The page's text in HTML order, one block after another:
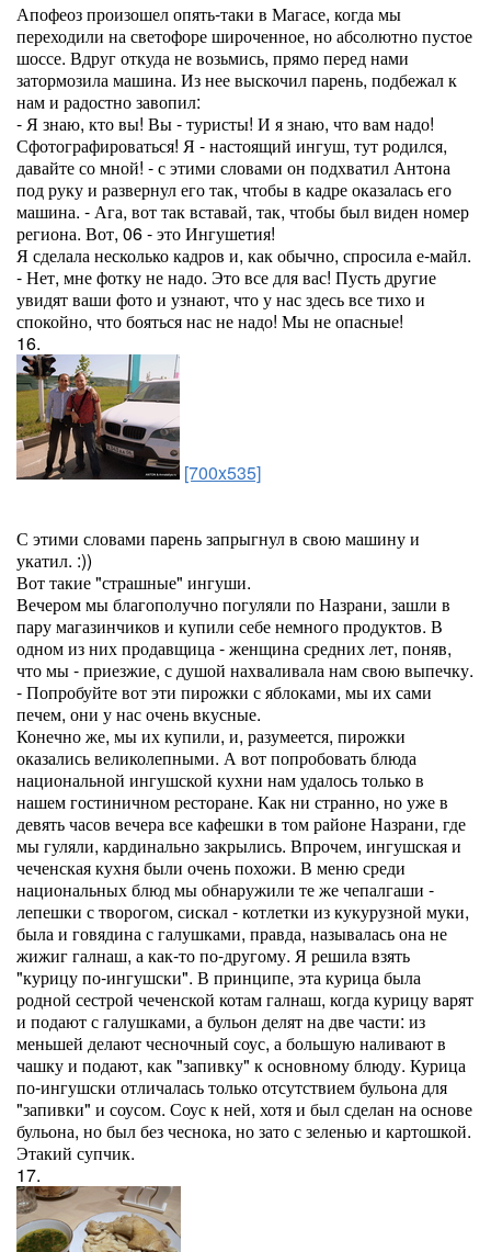
Апофеоз произошел опять-таки в Магасе, когда мы
переходили на светофоре широченное, но абсолютно пустое
шоссе. Вдруг откуда не возьмись, прямо перед нами
затормозила машина. Из нее выскочил парень, подбежал к
нам и радостно завопил:
- Я знаю, кто вы! Вы - туристы! И я знаю, что вам надо!
Сфотографироваться! Я - настоящий ингуш, тут родился,
давайте со мной! - с этими словами он подхватил Антона
под руку и развернул его так, чтобы в кадре оказалась его
машина. - Ага, вот так вставай, так, чтобы был виден номер
региона. Вот, 06 - это Ингушетия!
Я сделала несколько кадров и, как обычно, спросила е-майл.
- Нет, мне фотку не надо. Это все для вас! Пусть другие
увидят ваши фото и узнают, что у нас здесь все тихо и
спокойно, что бояться нас не надо! Мы не опасные!
16.
[700x535]
С этими словами парень запрыгнул в свою машину и
укатил. :))
Вот такие "страшные" ингуши.
Вечером мы благополучно погуляли по Назрани, зашли в
пару магазинчиков и купили себе немного продуктов. В
одном из них продавщица - женщина средних лет, поняв,
что мы - приезжие, с душой нахваливала нам свою выпечку.
- Попробуйте вот эти пирожки с яблоками, мы их сами
печем, они у нас очень вкусные.
Конечно же, мы их купили, и, разумеется, пирожки
оказались великолепными. А вот попробовать блюда
национальной ингушской кухни нам удалось только в
нашем гостиничном ресторане. Как ни странно, но уже в
девять часов вечера все кафешки в том районе Назрани, где
мы гуляли, кардинально закрылись. Впрочем, ингушская и
чеченская кухня были очень похожи. В меню среди
национальных блюд мы обнаружили те же чепалгаши -
лепешки с творогом, сискал - котлетки из кукурузной муки,
была и говядина с галушками, правда, называлась она не
жижиг галнаш, а как-то по-другому. Я решила взять
"курицу по-ингушски". В принципе, эта курица была
родной сестрой чеченской котам галнаш, когда курицу варят
и подают с галушками, а бульон делят на две части: из
меньшей делают чесночный соус, а большую наливают в
чашку и подают, как "запивку" к основному блюду. Курица
по-ингушски отличалась только отсутствием бульона для
"запивки" и соусом. Соус к ней, хотя и был сделан на основе
бульона, но был без чеснока, но зато с зеленью и картошкой.
Этакий супчик.
17.